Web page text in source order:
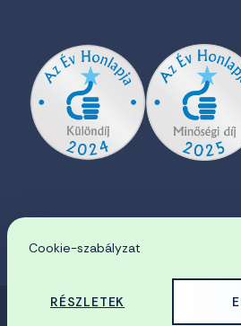
EN
Cookie-szabályzat
RÉSZLETEK